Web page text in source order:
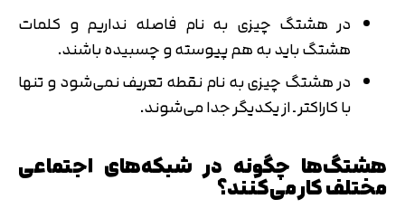
در هشتگ چیزی به نام فاصله نداریم و کلمات
هشتگ باید به هم پیوسته و چسبیده باشند.
در هشتگ چیزی به نام نقطه تعریف نمی‌شود و تنها
با کاراکتر ـ از یکدیگر جدا می‌شوند.
هشتگ‌ها چگونه در شبکه‌‎های اجتماعی
مختلف کار می‌کنند؟